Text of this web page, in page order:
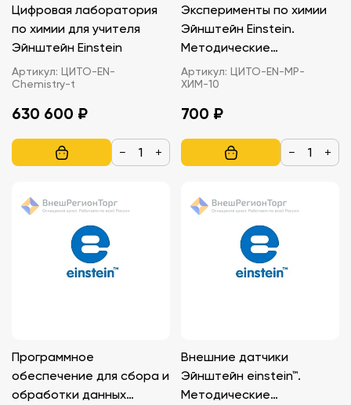
Цифровая лаборатория
по химии для учителя
Эйнштейн Einstein
Артикул: ЦИТО-EN-
Chemistry-t
630 600 ₽
− +
Эксперименты по химии
Эйнштейн Einstein.
Методические
рекомендации
Артикул: ЦИТО-EN-МР-
ХИМ-10
700 ₽
− +
Программное
обеспечение для сбора и
обработки данных
Внешние датчики
Эйнштейн einstein™.
Методические